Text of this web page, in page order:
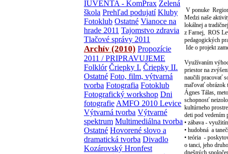
IUVENTA - KomPrax Zelená
škola Prehľad podujatí Kluby
Fotoklub Ostatné Vianoce na
hrade 2011 Tajomstvo zdravia
Tlačové správy 2011
Archív (2010) Propozície
2011 / PRIPRAVUJEME
Folklór Čriepky I. Čriepky II.
Ostatné Foto, film, výtvarná
tvorba Fotografia Fotoklub
Fotografický workshop Dni
fotografie AMFO 2010 Levice
Výtvarná tvorba Výtvarné
spektrum Multimediálna tvorba
Ostatné Hovorené slovo a
dramatická tvorba Divadlo
Kozárovský Hronfest
V ponuke
Medzi naše
lokálnej a
z Farnej, ROS
pedagogických
Ide o projekt
Využívaním
priestor na
naučili pracovať
maľovať obrázok
Ágnes Tálas,
schopnosť
kultúrneho
deti pod vedením
• zábava -
• hudobná a
• teória -
o tanci, jeho
dnešných